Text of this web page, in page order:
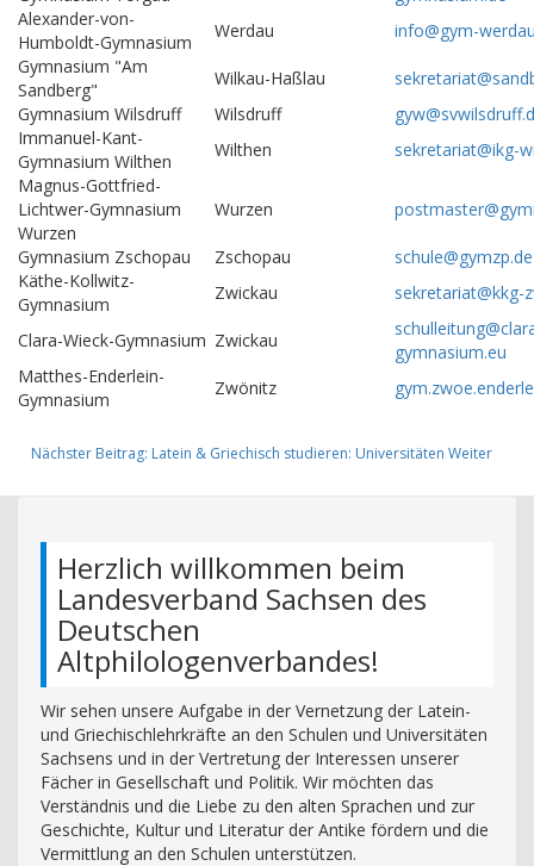
Alexander-von-
Humboldt-Gymnasium
Werdau
info@gym-
Gymnasium "Am
Sandberg"
Wilkau-Haßlau
Gymnasium Wilsdruff
Wilsdruff
Immanuel-Kant-
Gymnasium Wilthen
Wilthen
sekretariat@ikg-
Magnus-Gottfried-
Lichtwer-Gymnasium
Wurzen
Wurzen
Gymnasium Zschopau Zschopau
schule@gymzp.de
Käthe-Kollwitz-
Gymnasium
Zwickau sekretariat@kkg-
Clara-Wieck-Gymnasium Zwickau
gymnasium.eu
Matthes-Enderlein-
Gymnasium
Zwönitz
Nächster Beitrag: Latein & Griechisch studieren: Universitäten Weiter
Herzlich willkommen beim
Landesverband Sachsen des
Deutschen
Altphilologenverbandes!
Wir sehen unsere Aufgabe in der Vernetzung der Latein-
und Griechischlehrkräfte an den Schulen und Universitäten
Sachsens und in der Vertretung der Interessen unserer
Fächer in Gesellschaft und Politik. Wir möchten das
Verständnis und die Liebe zu den alten Sprachen und zur
Geschichte, Kultur und Literatur der Antike fördern und die
Vermittlung an den Schulen unterstützen.